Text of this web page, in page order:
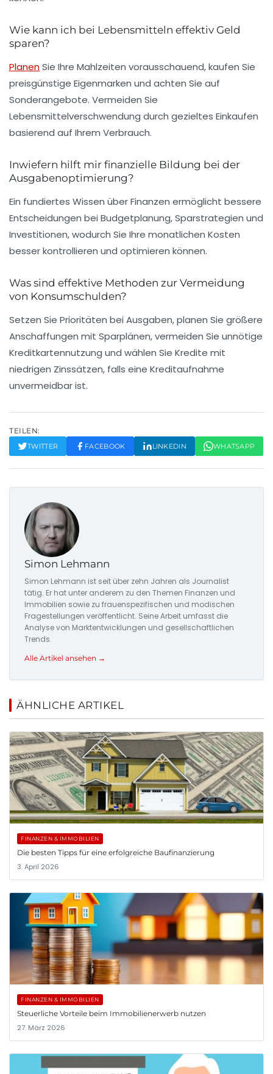
Wie kann ich bei Lebensmitteln effektiv Geld
sparen?
PlanenSie Ihre Mahlzeiten vorausschauend, kaufen Sie
preisgünstige Eigenmarken und achten Sie auf
Sonderangebote. Vermeiden Sie
Lebensmittelverschwendung durch gezieltes Einkaufen
basierend auf Ihrem Verbrauch.
Inwiefern hilft mir finanzielle Bildung bei der
Ausgabenoptimierung?
Ein fundiertes Wissen über Finanzen ermöglicht bessere
Entscheidungen bei Budgetplanung, Sparstrategien und
Investitionen, wodurch Sie Ihre monatlichen Kosten
besser kontrollieren und optimieren können.
Was sind effektive Methoden zur Vermeidung
von Konsumschulden?
Setzen Sie Prioritäten bei Ausgaben, planen Sie größere
Anschaffungen mit Sparplänen, vermeiden Sie unnötige
Kreditkartennutzung und wählen Sie Kredite mit
niedrigen Zinssätzen, falls eine Kreditaufnahme
unvermeidbar ist.
TEILEN:
TWITTER FACEBOOK LINKEDIN WHATSAPP
Simon Lehmann
Simon Lehmann ist seit über zehn Jahren als Journalist
tätig. Er hat unter anderem zu den Themen Finanzen und
Immobilien sowie zu frauenspezifischen und modischen
Fragestellungen veröffentlicht. Seine Arbeit umfasst die
Analyse von Marktentwicklungen und gesellschaftlichen
Trends.
Alle Artikel ansehen →
ÄHNLICHE ARTIKEL
FINANZEN & IMMOBILIEN
Die besten Tipps für eine erfolgreiche Baufinanzierung
3. April 2026
FINANZEN & IMMOBILIEN
Steuerliche Vorteile beim Immobilienerwerb nutzen
27. März 2026